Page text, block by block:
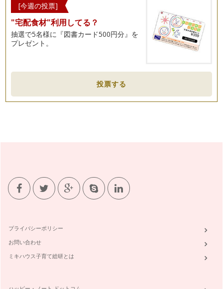
[今週の投票]
"宅配食材"利用してる？
抽選で5名様に『図書カード500円分』を
プレゼント。
投票する
プライバシーポリシー
お問い合わせ
ミキハウス子育て総研とは